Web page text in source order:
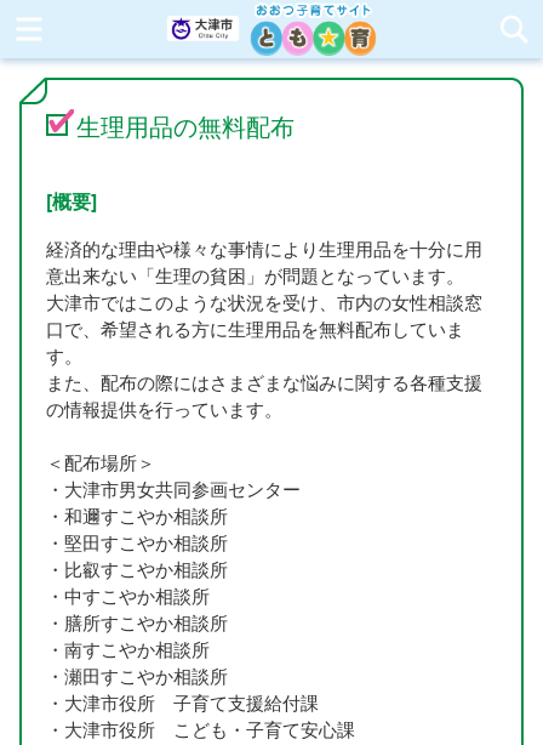
生理用品の無料配布
[概要]
経済的な理由や様々な事情により生理用品を十分に用
意出来ない「生理の貧困」が問題となっています。
大津市ではこのような状況を受け、市内の女性相談窓
口で、希望される方に生理用品を無料配布していま
す。
また、配布の際にはさまざまな悩みに関する各種支援
の情報提供を行っています。
＜配布場所＞
・大津市男女共同参画センター
・和邇すこやか相談所
・堅田すこやか相談所
・比叡すこやか相談所
・中すこやか相談所
・膳所すこやか相談所
・南すこやか相談所
・瀬田すこやか相談所
・大津市役所 子育て支援給付課
・大津市役所 こども・子育て安心課